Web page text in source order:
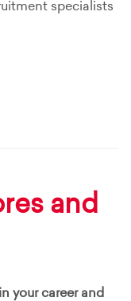
specialists
and
your career and